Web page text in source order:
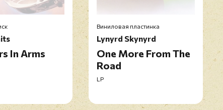
In Arms
Виниловая пластинка
Lynyrd Skynyrd
One More From The
Road
LP